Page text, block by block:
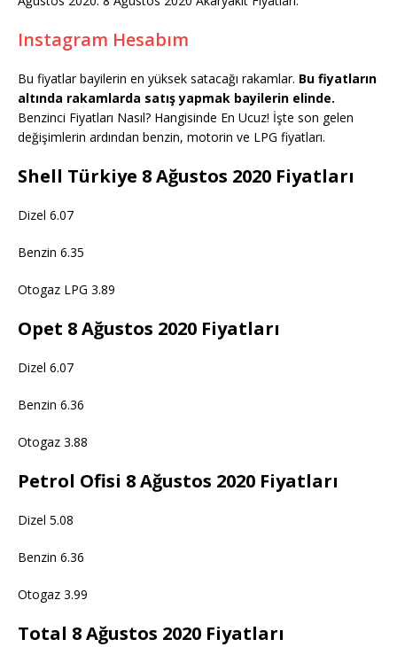
Instagram Hesabım
Bu fiyatlar bayilerin en yüksek satacağı rakamlar. Bu fiyatların
altında rakamlarda satış yapmak bayilerin elinde.
Benzinci Fiyatları Nasıl? Hangisinde En Ucuz! İşte son gelen
değişimlerin ardından benzin, motorin ve LPG fiyatları.
Shell Türkiye 8 Ağustos 2020 Fiyatları
Dizel 6.07
Benzin 6.35
Otogaz LPG 3.89
Opet 8 Ağustos 2020 Fiyatları
Dizel 6.07
Benzin 6.36
Otogaz 3.88
Petrol Ofisi 8 Ağustos 2020 Fiyatları
Dizel 5.08
Benzin 6.36
Otogaz 3.99
Total 8 Ağustos 2020 Fiyatları